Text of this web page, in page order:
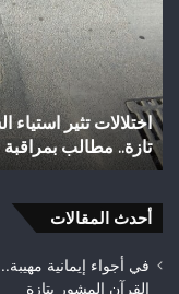
وأزقة بمدينة
النهائي
إلى
بطلاً
أحدث المقالات
في أجواء إيمانية
القرآن المشور بتازة